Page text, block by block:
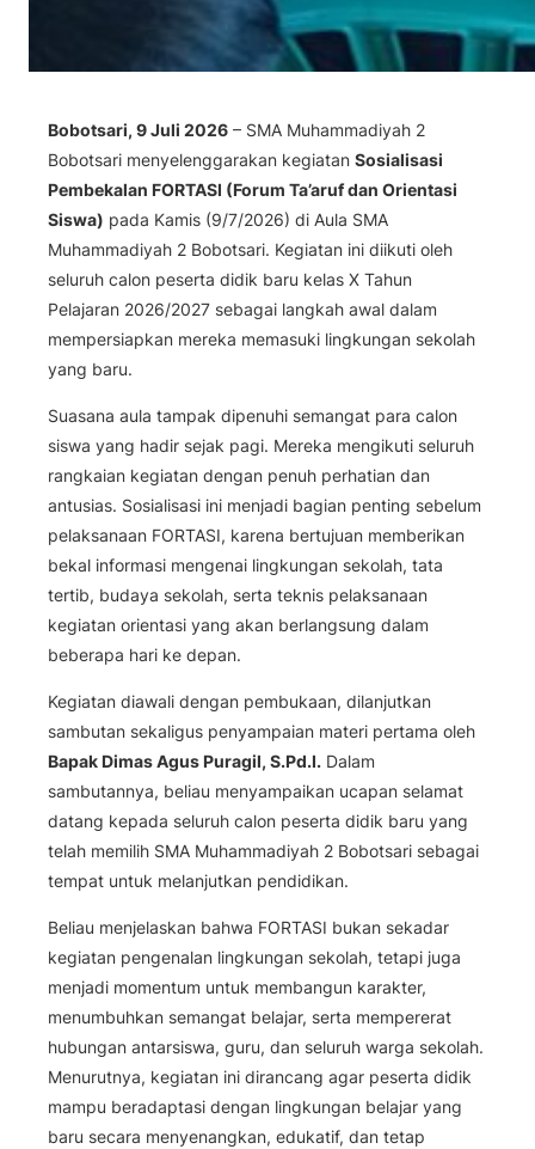
Bobotsari, 9 Juli 2026 – SMA Muhammadiyah 2
Bobotsari menyelenggarakan kegiatan Sosialisasi
Pembekalan FORTASI (Forum Ta’aruf dan Orientasi
Siswa) pada Kamis (9/7/2026) di Aula SMA
Muhammadiyah 2 Bobotsari. Kegiatan ini diikuti oleh
seluruh calon peserta didik baru kelas X Tahun
Pelajaran 2026/2027 sebagai langkah awal dalam
mempersiapkan mereka memasuki lingkungan sekolah
yang baru.
Suasana aula tampak dipenuhi semangat para calon
siswa yang hadir sejak pagi. Mereka mengikuti seluruh
rangkaian kegiatan dengan penuh perhatian dan
antusias. Sosialisasi ini menjadi bagian penting sebelum
pelaksanaan FORTASI, karena bertujuan memberikan
bekal informasi mengenai lingkungan sekolah, tata
tertib, budaya sekolah, serta teknis pelaksanaan
kegiatan orientasi yang akan berlangsung dalam
beberapa hari ke depan.
Kegiatan diawali dengan pembukaan, dilanjutkan
sambutan sekaligus penyampaian materi pertama oleh
Bapak Dimas Agus Puragil, S.Pd.I. Dalam
sambutannya, beliau menyampaikan ucapan selamat
datang kepada seluruh calon peserta didik baru yang
telah memilih SMA Muhammadiyah 2 Bobotsari sebagai
tempat untuk melanjutkan pendidikan.
Beliau menjelaskan bahwa FORTASI bukan sekadar
kegiatan pengenalan lingkungan sekolah, tetapi juga
menjadi momentum untuk membangun karakter,
menumbuhkan semangat belajar, serta mempererat
hubungan antarsiswa, guru, dan seluruh warga sekolah.
Menurutnya, kegiatan ini dirancang agar peserta didik
mampu beradaptasi dengan lingkungan belajar yang
baru secara menyenangkan, edukatif, dan tetap